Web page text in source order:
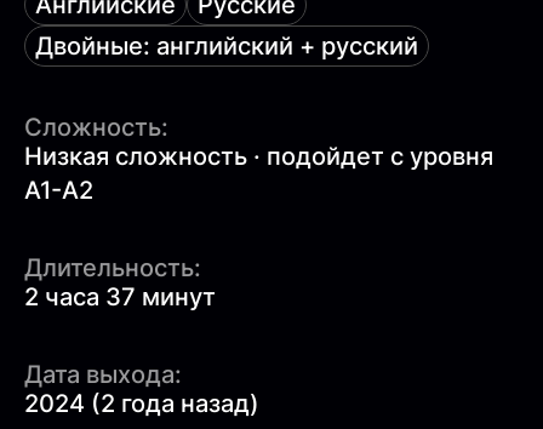
Двойные: английский + русский
Сложность:
Низкая сложность · подойдет с уровня
A1-A2
Длительность:
2 часа 37 минут
Дата выхода:
2024 (2 года назад)